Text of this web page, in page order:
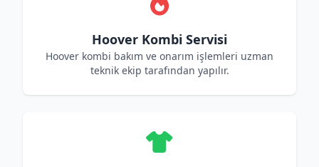
Hoover Kombi Servisi
Hoover kombi bakım ve onarım işlemleri uzman
teknik ekip tarafından yapılır.